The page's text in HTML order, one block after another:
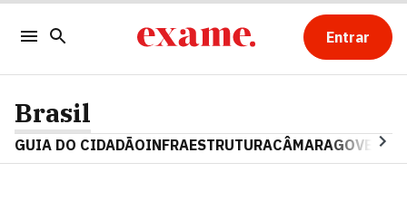
Entrar
Brasil
GUIA DO CIDADÃOINFRAESTRUTURACÂMARAGOVERNO